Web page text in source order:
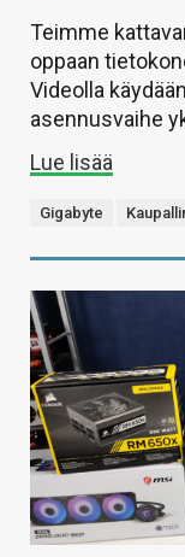
Teimme
oppaan
Videolla
asennusvaihe
Lue lisää
Gigabyte